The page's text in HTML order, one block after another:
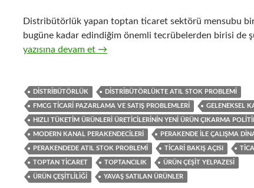
Distribütörlük yapan toptan ticaret sektörü mensubu
bugüne kadar edindiğim önemli tecrübelerden birisi de
21-Hızlı tüketim ürünleri üreticisi firmaların, ürün çeşit
yazısına devam et →
DISTRIBÜTÖRLÜK DISTRIBÜTÖRLÜKTE ATIL STOK PROBLEMI
FMCG TICARI PAZARLAMA VE SATIŞ PROBLEMLERI GELENEKSEL
HIZLI TÜKETIM ÜRÜNLERI ÜRETICILERININ YENI ÜRÜN ÇIKARMA
MODERN KANAL PERAKENDECILERI PERAKENDE ILE ÇALIŞMA
PERAKENDEDE ATIL STOK PROBLEMI TICARI BAKIŞ AÇISI
TOPTAN TICARET TOPTANCILIK ÜRÜN ÇEŞIT YELPAZESI
ÜRÜN ÇEŞITLILIĞI YAVAŞ SATILAN ÜRÜNLER